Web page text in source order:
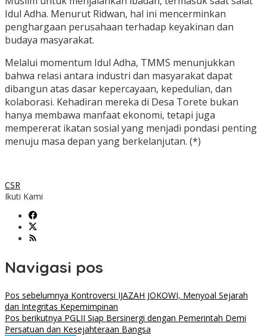
Idul Adha. Menurut Ridwan, hal ini mencerminkan
penghargaan perusahaan terhadap keyakinan dan
budaya masyarakat.
Melalui momentum Idul Adha, TMMS menunjukkan
bahwa relasi antara industri dan masyarakat dapat
dibangun atas dasar kepercayaan, kepedulian, dan
kolaborasi. Kehadiran mereka di Desa Torete bukan
hanya membawa manfaat ekonomi, tetapi juga
mempererat ikatan sosial yang menjadi pondasi penting
menuju masa depan yang berkelanjutan. (*)
CSR
Ikuti Kami
Navigasi pos
Pos sebelumnya Kontroversi IJAZAH JOKOWI, Menyoal Sejarah
dan Integritas Kepemimpinan
Pos berikutnya PGLII Siap Bersinergi dengan Pemerintah Demi
Persatuan dan Kesejahteraan Bangsa